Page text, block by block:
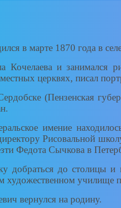
в марте 1870 года в
Кочелаева и
церквях, писал
(Пензенская
имение
Рисовальной
Федота Сычкова в
до столицы и
вернулся на родину.